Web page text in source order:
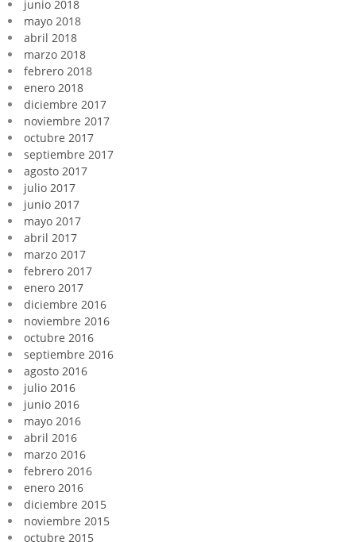
junio 2018
mayo 2018
abril 2018
marzo 2018
febrero 2018
enero 2018
diciembre 2017
noviembre 2017
octubre 2017
septiembre 2017
agosto 2017
julio 2017
junio 2017
mayo 2017
abril 2017
marzo 2017
febrero 2017
enero 2017
diciembre 2016
noviembre 2016
octubre 2016
septiembre 2016
agosto 2016
julio 2016
junio 2016
mayo 2016
abril 2016
marzo 2016
febrero 2016
enero 2016
diciembre 2015
noviembre 2015
octubre 2015